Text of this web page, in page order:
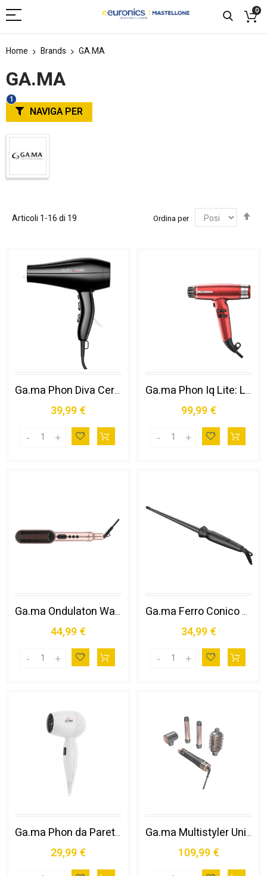
0
Home Brands GA.MA
GA.MA
Articoli 1-16di 19 Ordina per
Ga.ma Phon Diva Ceramica: 2300 W, Motore Ac a Lunga Durata, Prestazioni Elevate, Rivestimenti in Ceramica per un Effetto Delicato, Anti Crespo, 6 Combinazioni di Temperature e Velocità, Pulsante Aria Fredda, 2 Bocchette, 1 Diffusore, Comodità D'uso
39,99 €
Ga.ma Phon Iq Lite: Leggero 316 Grammi, Ultracompatto, 1500 W, Tecnologia Agli Ioni e Ossigeno Attivo, Motore Brushless a Lunga Durata, Effetto Anti Crespo, Sei Combinazioni di Temperatura e Velocità, Pulsante Aria Fredda, Silenzioso, Accessori Esclusivi
99,99 €
Ga.ma Ondulaton Waver & Brush Keration, per Onde Perfette, Tecnologia Micro Glitt, Protezione Cheratina Capelli, Temperatura Regolabile, Calore Infrarosso Lontano per Trattamento Delicato, Semplicità D'uso
44,99 €
Ga.ma Ferro Conico Salon Curl, per Onde Larghe e Voluminose, Morbidi Bocci, Splendide Beach Waves e Ricci Stretti, Circonferenza Tubo di 20mm e e 10 Mm All'estremità per Massima Facilità Nella Fase di Styling, Tubo Extra Lungo di 170 Mm, Tubo in Titanio S
34,99 €
Ga.ma Phon da Parete Gama: Pratico & Maneggevole, 1200 W, Consumi Bassi, Dimensioni Ridotte - 200 Grammi, Motore Dc Ultraleggero, 4 Combinazioni di Velocità e Temperatura
29,99 €
Ga.ma Multistyler Uniq Aura Airflow Grigio, Rosa 1500 W 1,8 M
109,99 €
NAVIGA PER